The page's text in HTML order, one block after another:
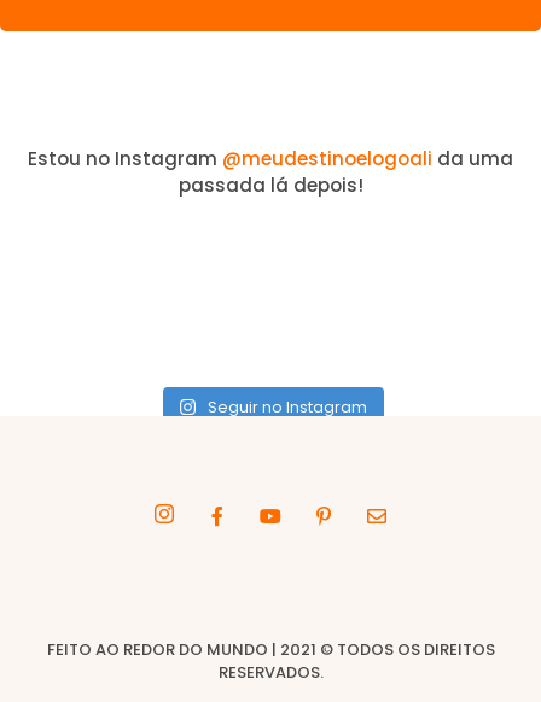
Estou no Instagram @meudestinoelogoali da uma
passada lá depois!
Seguir no Instagram
FEITO AO REDOR DO MUNDO | 2021 © TODOS OS DIREITOS
RESERVADOS.